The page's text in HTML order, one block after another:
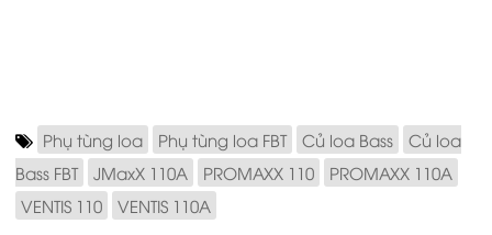
Phụ tùng loa Phụ tùng loa FBT Củ loa Bass
Củ loa
Bass FBT
JMaxX 110A PROMAXX 110
PROMAXX 110A
VENTIS 110
VENTIS 110A